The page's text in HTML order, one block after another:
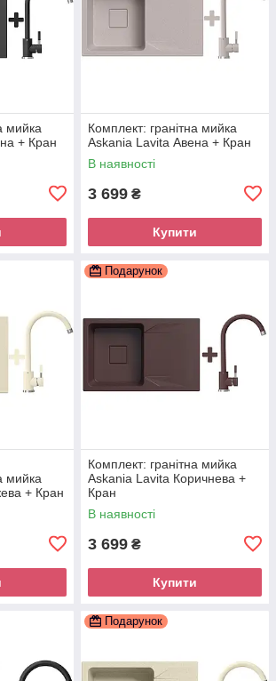
мийка
+ Кран
Комплект: гранітна мийка
Askania Lavita Авена + Кран
В наявності
3 699 ₴
Купити
мийка
+ Кран
Подарунок
Комплект: гранітна мийка
Askania Lavita Коричнева +
Кран
В наявності
3 699 ₴
Купити
Подарунок